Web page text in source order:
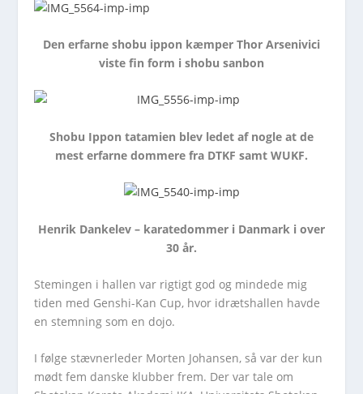
Den erfarne shobu ippon kæmper Thor Arsenivici
viste fin form i shobu sanbon
Shobu Ippon tatamien blev ledet af nogle at de
mest erfarne dommere fra DTKF samt WUKF.
Henrik Dankelev – karatedommer i Danmark i over
30 år.
Stemingen i hallen var rigtigt god og mindede mig
tiden med Genshi-Kan Cup, hvor idrætshallen havde
en stemning som en dojo.
I følge stævnerleder Morten Johansen, så var der kun
mødt fem danske klubber frem. Der var tale om